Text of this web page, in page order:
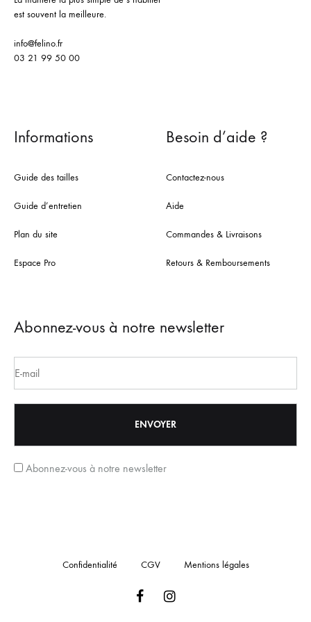
est souvent la meilleure.
info@felino.fr
03 21 99 50 00
Informations
Guide des tailles
Guide d’entretien
Plan du site
Espace Pro
Besoin d’aide ?
Contactez-nous
Aide
Commandes & Livraisons
Retours & Remboursements
Abonnez-vous à notre newsletter
Abonnez-vous à notre newsletter
Confidentialité CGV Mentions légales
FacebookInstagram